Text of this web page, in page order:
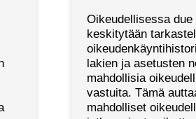
Oikeudellisessa
keskitytään
lakien ja asetusten
mahdollisia
vastuita. Tämä
mahdolliset